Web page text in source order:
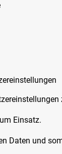
Einsatz.
Daten und